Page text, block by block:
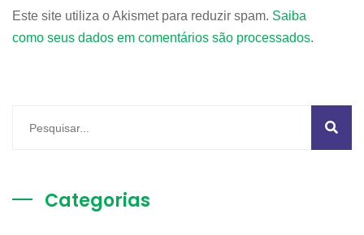
Este site utiliza o Akismet para reduzir spam. Saiba
como seus dados em comentários são processados.
Categorias